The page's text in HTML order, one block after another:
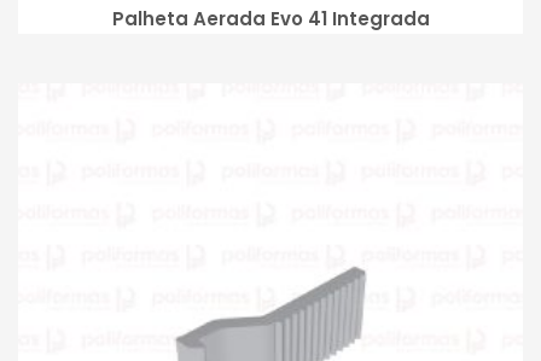
Palheta Aerada Evo 41 Integrada